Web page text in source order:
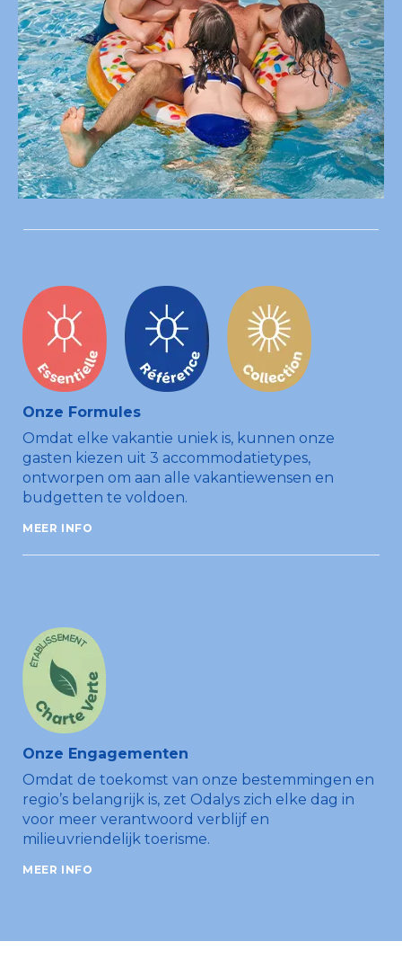
Onze Formules
Omdat elke vakantie uniek is, kunnen onze
gasten kiezen uit 3 accommodatietypes,
ontworpen om aan alle vakantie­wensen en
budgetten te voldoen.
MEER INFO
Onze Engagementen
Omdat de toekomst van onze bestemmingen en
regio’s belangrijk is, zet Odalys zich elke dag in
voor meer verantwoord verblijf en
milieuvriendelijk toerisme.
MEER INFO